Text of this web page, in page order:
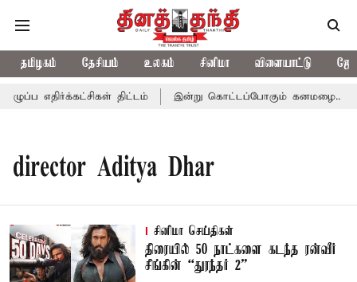
தமிழகம் தேசியம் உலகம் சினிமா விளையாட்டு
எதிர்க்கட்சிகள் திட்டம் இன்று கொட்டப்போகும் கனமழை..
director Aditya Dhar
சினிமா செய்திகள்
திரையில் 50 நாட்களை கடந்த ரன்வீர்
சிங்கின் “துரந்தர் 2”